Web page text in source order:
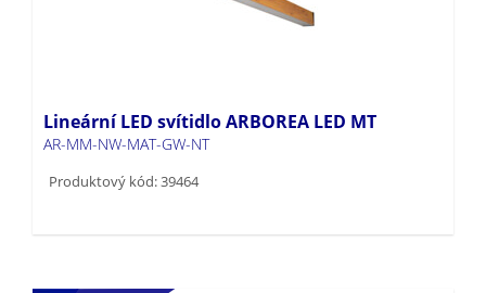
Lineární LED svítidlo ARBOREA LED MT
AR-MM-NW-MAT-GW-NT
Produktový kód: 39464